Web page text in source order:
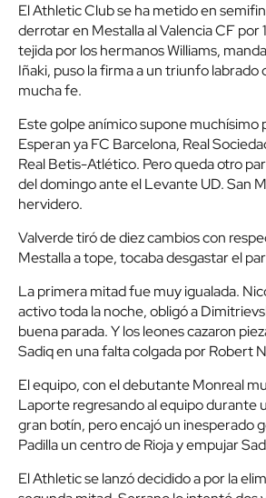
El Athletic Club se ha metido en
derrotar en Mestalla al Valencia CF por
tejida por los hermanos Williams,
Iñaki, puso la firma a un triunfo labrado
mucha fe.
Este golpe anímico supone muchísimo
Esperan ya FC Barcelona, Real
Real Betis-Atlético. Pero queda otro
del domingo ante el Levante UD. San
hervidero.
Valverde tiró de diez cambios con
Mestalla a tope, tocaba desgastar el
La primera mitad fue muy igualada.
activo toda la noche, obligó a
buena parada. Y los leones cazaron
Sadiq en una falta colgada por Robert
El equipo, con el debutante Monreal
Laporte regresando al equipo durante
gran botín, pero encajó un inesperado
Padilla un centro de Rioja y empujar
El Athletic se lanzó decidido a por la